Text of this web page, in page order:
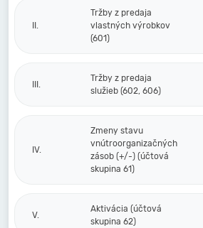
II.
Tržby z predaja
vlastných výrobkov
(601)
III.
Tržby z predaja
služieb (602, 606)
IV.
Zmeny stavu
vnútroorganizačných
zásob (+/-) (účtová
skupina 61)
V.
Aktivácia (účtová
skupina 62)